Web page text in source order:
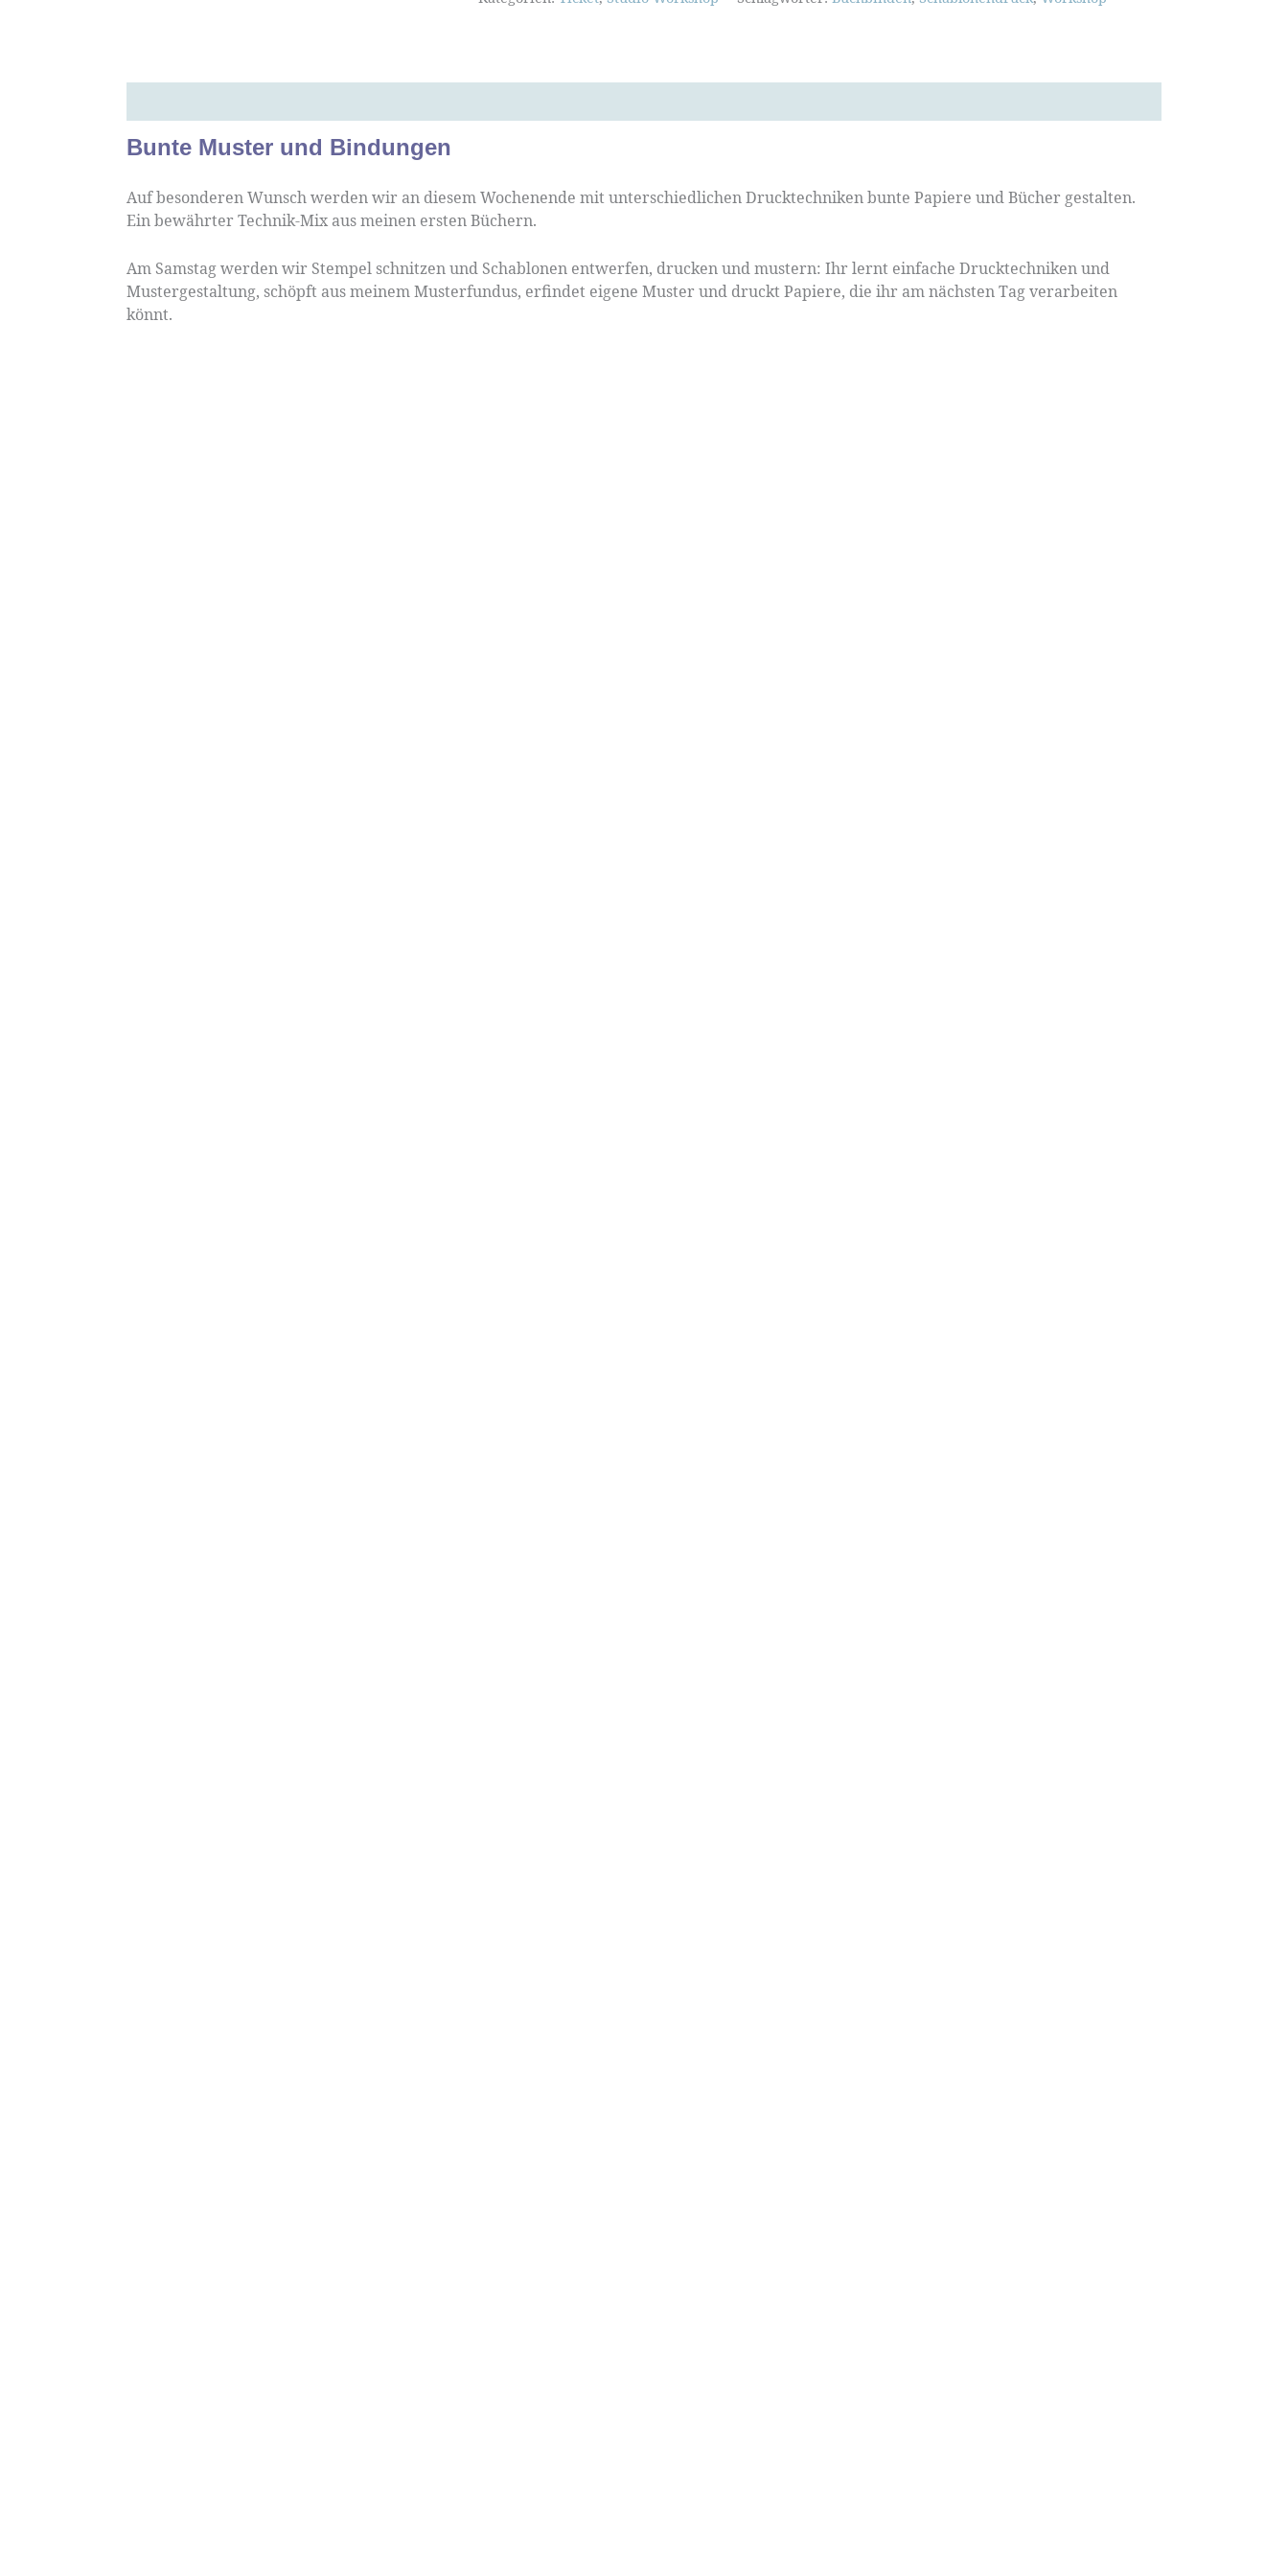
Bunte Muster und Bindungen
Auf besonderen Wunsch werden wir an diesem Wochenende mit unterschiedlichen Drucktechniken bunte Papiere und Bücher gestalten.
Ein bewährter Technik-Mix aus meinen ersten Büchern.
Am Samstag werden wir Stempel schnitzen und Schablonen entwerfen, drucken und mustern: Ihr lernt einfache Drucktechniken und
Mustergestaltung, schöpft aus meinem Musterfundus, erfindet eigene Muster und druckt Papiere, die ihr am nächsten Tag verarbeiten
könnt.